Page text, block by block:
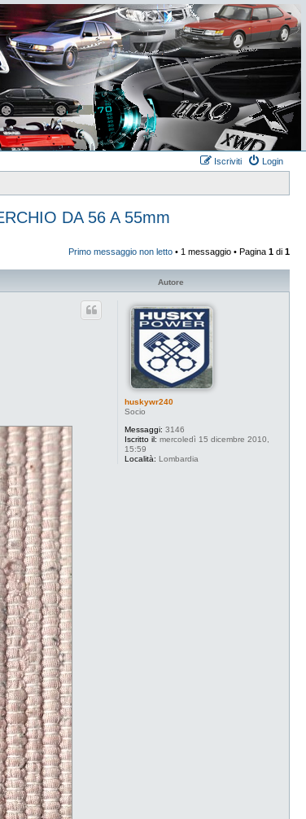
Login
Iscriviti
DA 56 A 55mm
Primo messaggio non letto • 1 messaggio • Pagina 1 di 1
Autore
huskywr240
Socio
Messaggi: 3146
Iscritto il: mercoledì 15 dicembre 2010,
15:59
Località: Lombardia